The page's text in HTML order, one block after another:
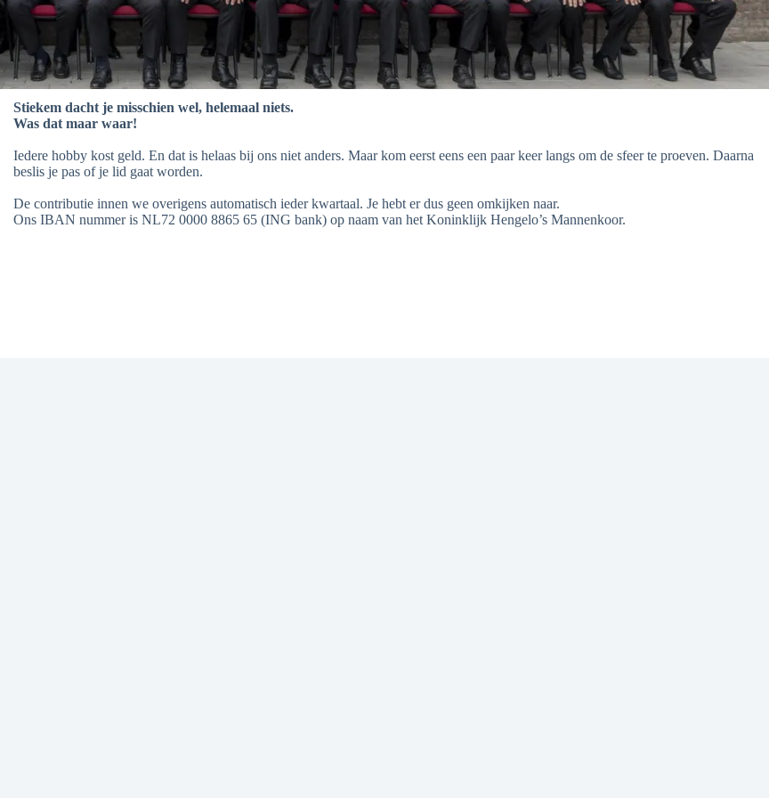
Stiekem dacht je misschien wel, helemaal niets.
Was dat maar waar!
Iedere hobby kost geld. En dat is helaas bij ons niet anders. Maar kom eerst eens een paar keer langs om de sfeer te proeven. Daarna
beslis je pas of je lid gaat worden.
De contributie innen we overigens automatisch ieder kwartaal. Je hebt er dus geen omkijken naar.
Ons IBAN nummer is NL72 0000 8865 65 (ING bank) op naam van het Koninklijk Hengelo’s Mannenkoor.